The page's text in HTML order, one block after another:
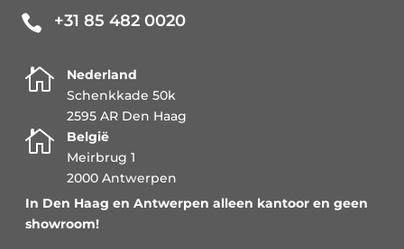
 +31 85 482 0020

Nederland
Schenkkade 50k
2595 AR Den Haag

België
Meirbrug 1
2000 Antwerpen
In Den Haag en Antwerpen alleen kantoor en geen
showroom!